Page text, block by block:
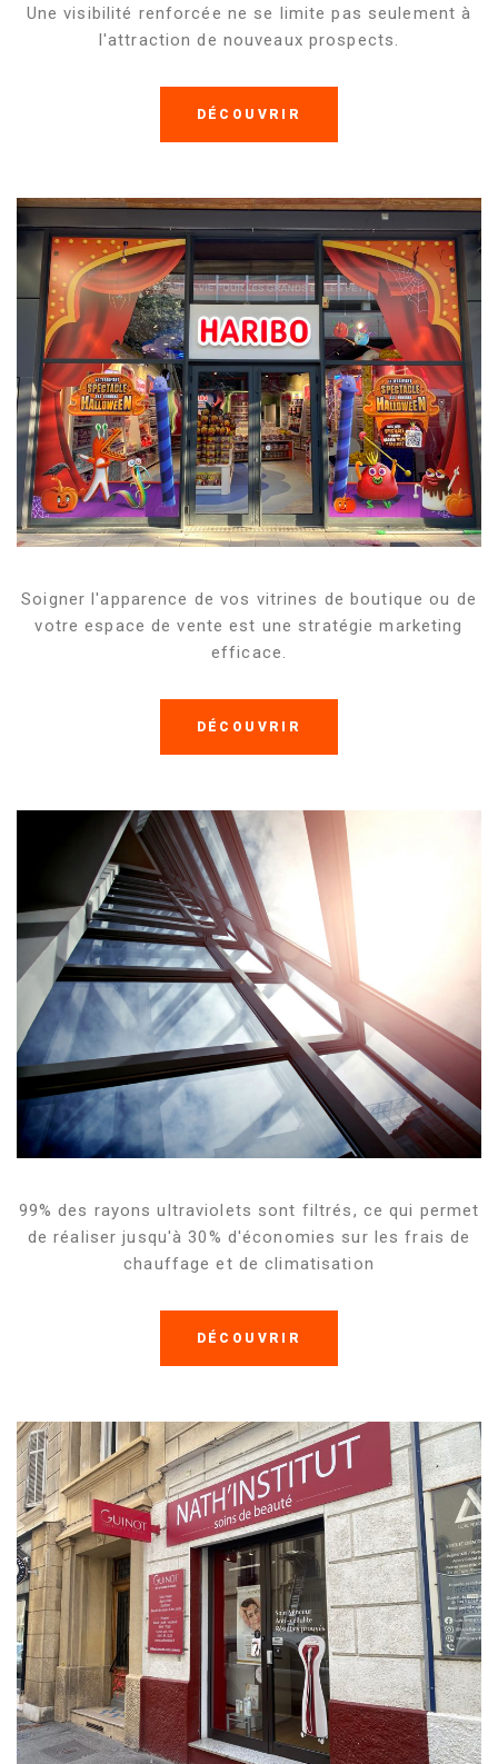
Une visibilité renforcée ne se limite pas seulement à
l'attraction de nouveaux prospects.
DÉCOUVRIR
Soigner l'apparence de vos vitrines de boutique ou de
votre espace de vente est une stratégie marketing
efficace.
DÉCOUVRIR
99% des rayons ultraviolets sont filtrés, ce qui permet
de réaliser jusqu'à 30% d'économies sur les frais de
chauffage et de climatisation
DÉCOUVRIR